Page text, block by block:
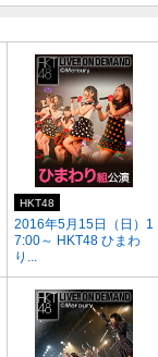
2016年5月15日（日）1
7:00～ HKT48 ひまわ
り...
HKT48